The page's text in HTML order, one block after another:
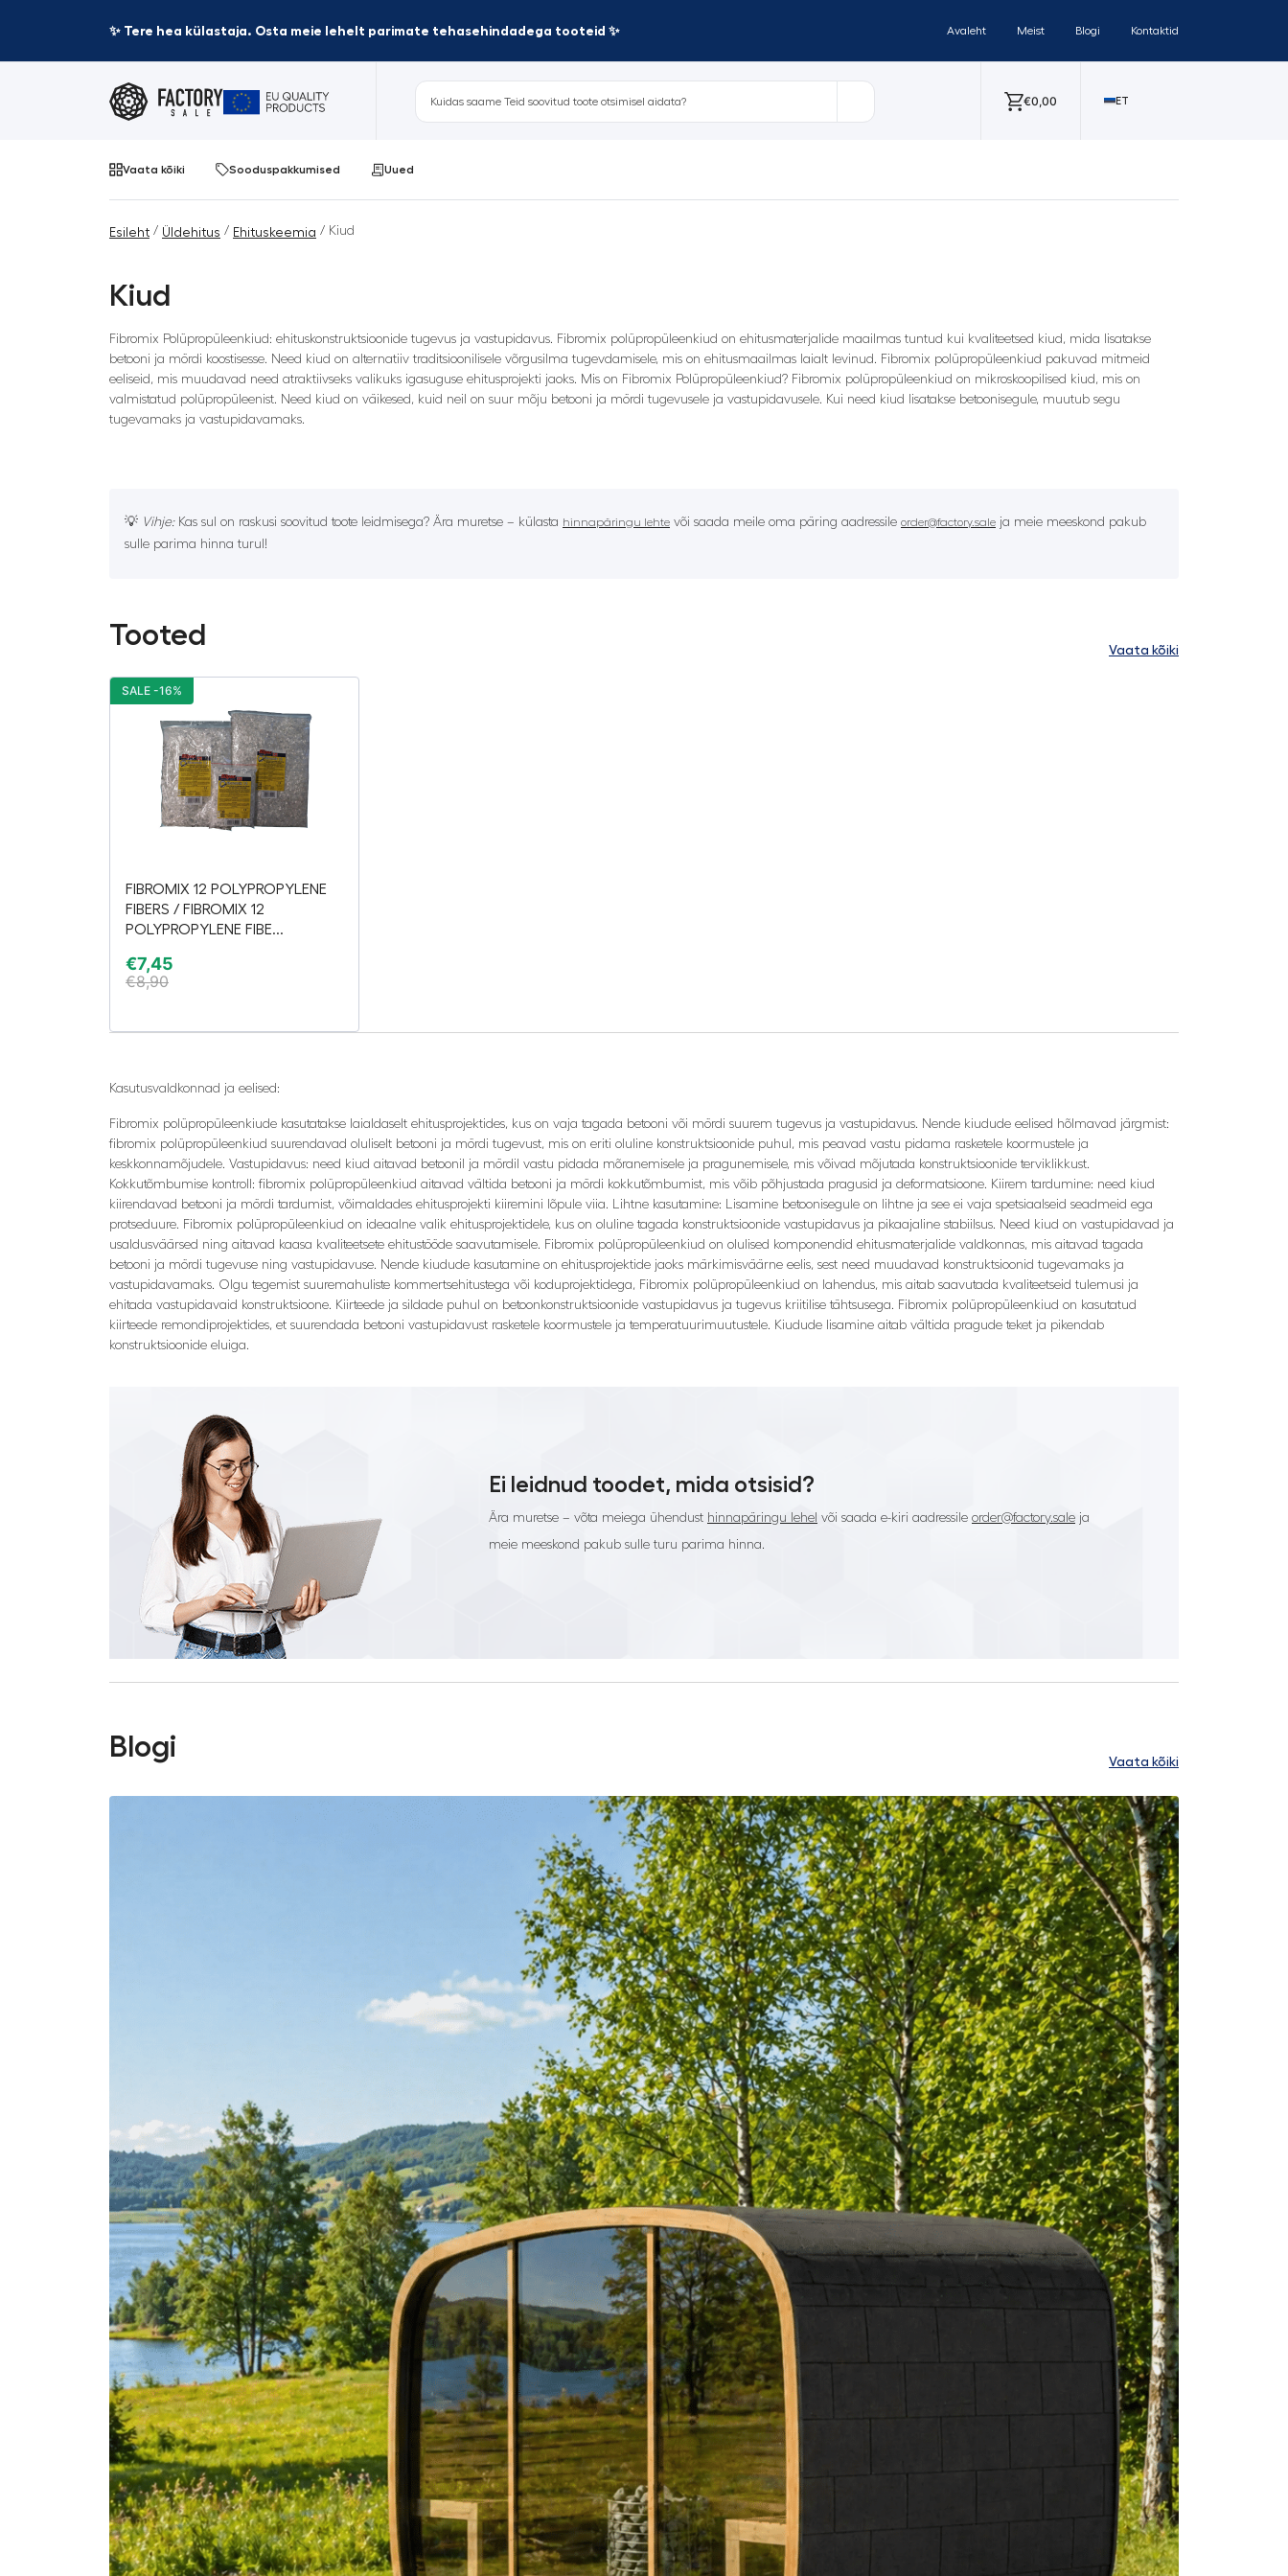
✨ Tere hea külastaja. Osta meie lehelt parimate tehasehindadega tooteid ✨ Avaleht Meist Blogi Kontaktid
€0,00 ET
Vaata kõiki Sooduspakkumised Uued
Esileht / Üldehitus / Ehituskeemia / Kiud
Kiud
Fibromix Polüpropüleenkiud: ehituskonstruktsioonide tugevus ja vastupidavus. Fibromix polüpropüleenkiud on ehitusmaterjalide maailmas tuntud kui kvaliteetsed kiud, mida lisatakse
betooni ja mördi koostisesse. Need kiud on alternatiiv traditsioonilisele võrgusilma tugevdamisele, mis on ehitusmaailmas laialt levinud. Fibromix polüpropüleenkiud pakuvad mitmeid
eeliseid, mis muudavad need atraktiivseks valikuks igasuguse ehitusprojekti jaoks. Mis on Fibromix Polüpropüleenkiud? Fibromix polüpropüleenkiud on mikroskoopilised kiud, mis on
valmistatud polüpropüleenist. Need kiud on väikesed, kuid neil on suur mõju betooni ja mördi tugevusele ja vastupidavusele. Kui need kiud lisatakse betoonisegule, muutub segu
tugevamaks ja vastupidavamaks.
💡 Vihje:Kas sul on raskusi soovitud toote leidmisega? Ära muretse – külasta hinnapäringu lehte või saada meile oma päring aadressile order@factory.sale ja meie meeskond pakub
sulle parima hinna turul!
Tooted Vaata kõiki
FIBROMIX 12 POLYPROPYLENE
FIBERS / FIBROMIX 12
POLYPROPYLENE FIBE...
€7,45
€8,90
SALE -16%
Kasutusvaldkonnad ja eelised:
Fibromix polüpropüleenkiude kasutatakse laialdaselt ehitusprojektides, kus on vaja tagada betooni või mördi suurem tugevus ja vastupidavus. Nende kiudude eelised hõlmavad järgmist:
fibromix polüpropüleenkiud suurendavad oluliselt betooni ja mördi tugevust, mis on eriti oluline konstruktsioonide puhul, mis peavad vastu pidama rasketele koormustele ja
keskkonnamõjudele. Vastupidavus: need kiud aitavad betoonil ja mördil vastu pidada mõranemisele ja pragunemisele, mis võivad mõjutada konstruktsioonide terviklikkust.
Kokkutõmbumise kontroll: fibromix polüpropüleenkiud aitavad vältida betooni ja mördi kokkutõmbumist, mis võib põhjustada pragusid ja deformatsioone. Kiirem tardumine: need kiud
kiirendavad betooni ja mördi tardumist, võimaldades ehitusprojekti kiiremini lõpule viia. Lihtne kasutamine: Lisamine betoonisegule on lihtne ja see ei vaja spetsiaalseid seadmeid ega
protseduure. Fibromix polüpropüleenkiud on ideaalne valik ehitusprojektidele, kus on oluline tagada konstruktsioonide vastupidavus ja pikaajaline stabiilsus. Need kiud on vastupidavad ja
usaldusväärsed ning aitavad kaasa kvaliteetsete ehitustööde saavutamisele. Fibromix polüpropüleenkiud on olulised komponendid ehitusmaterjalide valdkonnas, mis aitavad tagada
betooni ja mördi tugevuse ning vastupidavuse. Nende kiudude kasutamine on ehitusprojektide jaoks märkimisväärne eelis, sest need muudavad konstruktsioonid tugevamaks ja
vastupidavamaks. Olgu tegemist suuremahuliste kommertsehitustega või koduprojektidega, Fibromix polüpropüleenkiud on lahendus, mis aitab saavutada kvaliteetseid tulemusi ja
ehitada vastupidavaid konstruktsioone. Kiirteede ja sildade puhul on betoonkonstruktsioonide vastupidavus ja tugevus kriitilise tähtsusega. Fibromix polüpropüleenkiud on kasutatud
kiirteede remondiprojektides, et suurendada betooni vastupidavust rasketele koormustele ja temperatuurimuutustele. Kiudude lisamine aitab vältida pragude teket ja pikendab
konstruktsioonide eluiga.
Ei leidnud toodet, mida otsisid?
Ära muretse – võta meiega ühendust hinnapäringu lehel või saada e-kiri aadressile order@factory.sale ja
meie meeskond pakub sulle turu parima hinna.
Blogi Vaata kõiki